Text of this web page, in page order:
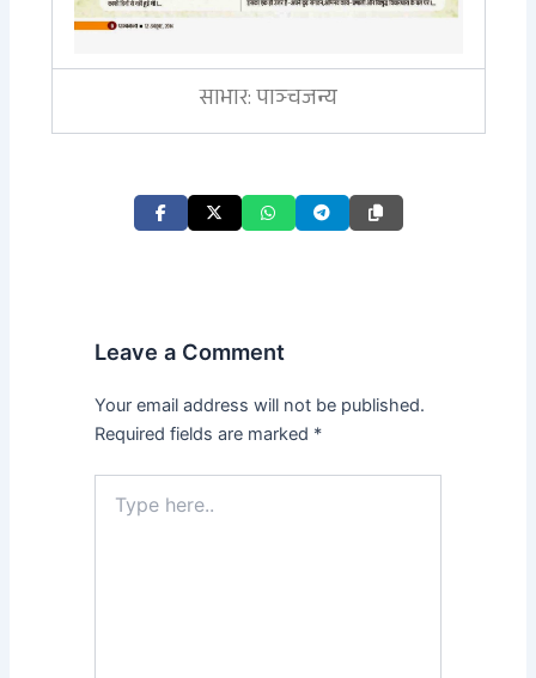
साभार: पाञ्चजन्य
Leave a Comment
Your email address will not be published.
Required fields are marked *
here..